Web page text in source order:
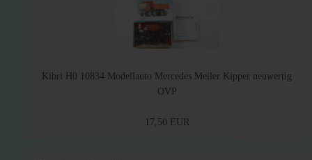
Kibri H0 10834 Modellauto Mercedes Meiler Kipper neuwertig
OVP
17,50 EUR